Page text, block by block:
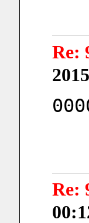
Re:
Re: